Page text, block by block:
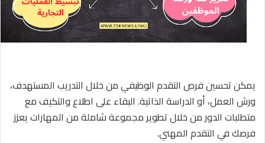
يمكن تحسين فرص التقدم الوظيفي من خلال التدريب المستهدف،
ورش العمل، أو الدراسة الذاتية. البقاء على اطلاع والتكيف مع
متطلبات الدور من خلال تطوير مجموعة شاملة من المهارات يعزز
فرصك في التقدم المهني.